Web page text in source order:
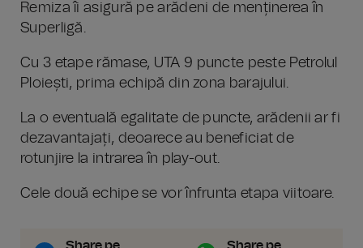
Remiza îi asigură pe arădeni de menținerea în
Superligă.
Cu 3 etape rămase, UTA 9 puncte peste Petrolul
Ploiești, prima echipă din zona barajului.
La o eventuală egalitate de puncte, arădenii ar fi
dezavantajați, deoarece au beneficiat de
rotunjire la intrarea în play-out.
Cele două echipe se vor înfrunta etapa viitoare.